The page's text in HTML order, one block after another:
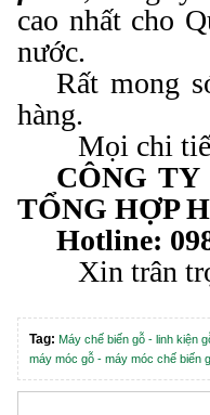
cao nhất cho
nước.
Rất mong
hàng.
Mọi chi tiết
CÔNG
TỔNG HỢP
Hotline:
Xin trân
Tag: Máy chế biến gỗ - linh kiện
máy móc gỗ - máy móc chế biến